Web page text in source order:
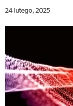
24 lutego, 2025